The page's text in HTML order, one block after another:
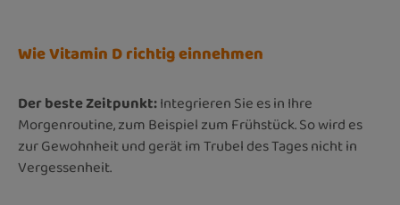
Wie Vitamin D richtig einnehmen
Der beste Zeitpunkt:Integrieren Sie es in Ihre
Morgenroutine, zum Beispiel zum Frühstück. So wird es
zur Gewohnheit und gerät im Trubel des Tages nicht in
Vergessenheit.